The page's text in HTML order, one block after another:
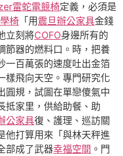
雷蛇電競椅定義，必須是
椅 「用 震旦辦公家具金錢
立刻將COFO身邊所有的
節器的燃料口。時，把養
一百萬張的速度吐出金箔
樣飛向天空。專門研究化
圓規，試圖在單戀傻氣中
抵家里，供給助餐、助
公家具復、護理、巡訪關
他打算用來「與林天秤進
部成了武器幸福空間 。門